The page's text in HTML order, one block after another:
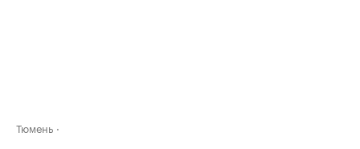
Тюмень